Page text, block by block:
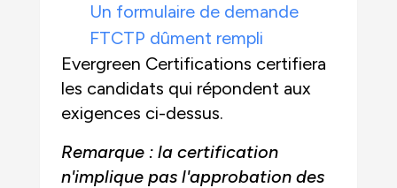
Un formulaire de demande
FTCTP dûment rempli
Evergreen Certifications certifiera
les candidats qui répondent aux
exigences ci-dessus.
Remarque : la certification
n'implique pas l'approbation des